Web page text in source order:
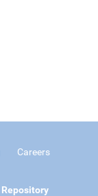
Careers
Repository